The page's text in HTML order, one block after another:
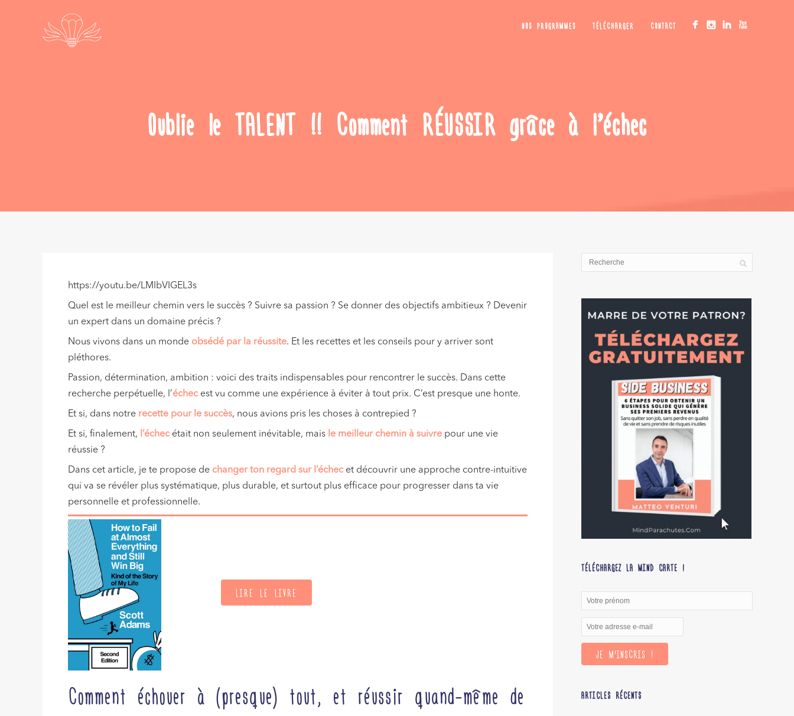
NOS PROGRAMMES TÉLÉCHARGER CONTACT
Oublie le TALENT !! Comment RÉUSSIR grâce à l’échec
https://youtu.be/LMlbVIGEL3s
Quel est le meilleur chemin vers le succès ? Suivre sa passion ? Se donner des objectifs ambitieux ? Devenir
un expert dans un domaine précis ?
Nous vivons dans un monde obsédé par la réussite. Et les recettes et les conseils pour y arriver sont
pléthores.
Passion, détermination, ambition : voici des traits indispensables pour rencontrer le succès. Dans cette
recherche perpétuelle, l’échec est vu comme une expérience à éviter à tout prix. C’est presque une honte.
Et si, dans notre recette pour le succès, nous avions pris les choses à contrepied ?
Et si, finalement, l’échecétait non seulement inévitable, mais le meilleur chemin à suivre pour une vie
réussie ?
Dans cet article, je te propose de changer ton regard sur l’échecet découvrir une approche contre-intuitive
qui va se révéler plus systématique, plus durable, et surtout plus efficace pour progresser dans ta vie
personnelle et professionnelle.
LIRE LE LIVRE
Comment échouer à (presque) tout, et réussir quand-même de
TÉLÉCHARGEZ LA MIND CARTE !
ARTICLES RÉCENTS